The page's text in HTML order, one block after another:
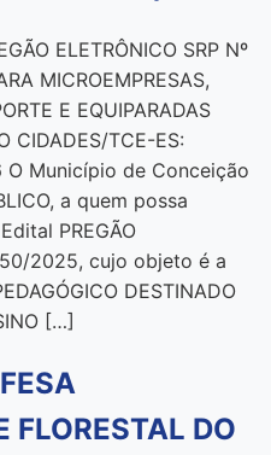
ELETRÔNICO SRP Nº
MICROEMPRESAS,
E EQUIPARADAS
CIDADES/TCE-ES:
O Município de Conceição
a quem possa
PREGÃO
2025, cujo objeto é a
DESTINADO
[…]
FLORESTAL DO